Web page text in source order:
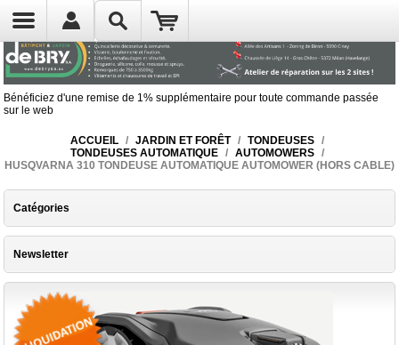
Bénéficiez d'une remise de 1% supplémentaire pour toute commande passée
sur le web
ACCUEIL / JARDIN ET FORÊT / TONDEUSES /
TONDEUSES AUTOMATIQUE / AUTOMOWERS /
HUSQVARNA 310 TONDEUSE AUTOMATIQUE AUTOMOWER (HORS CABLE)
Catégories
Newsletter